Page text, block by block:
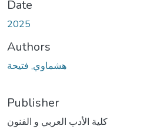
Date
2025
Authors
هشماوي, فتيحة
Publisher
كلية الأدب العربي و الفنون